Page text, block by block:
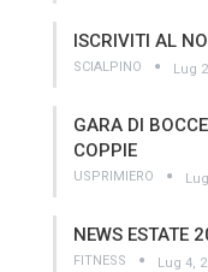
ISCRIVITI AL
SCIALPINO Lug
GARA DI
COPPIE
USPRIMIERO
NEWS ESTATE
FITNESS Lug 4,